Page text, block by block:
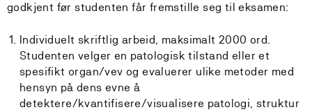
godkjent før studenten får fremstille seg til eksamen:
Individuelt skriftlig arbeid, maksimalt 2000 ord.
Studenten velger en patologisk tilstand eller et
spesifikt organ/vev og evaluerer ulike metoder med
hensyn på dens evne å
detektere/kvantifisere/visualisere patologi, struktur